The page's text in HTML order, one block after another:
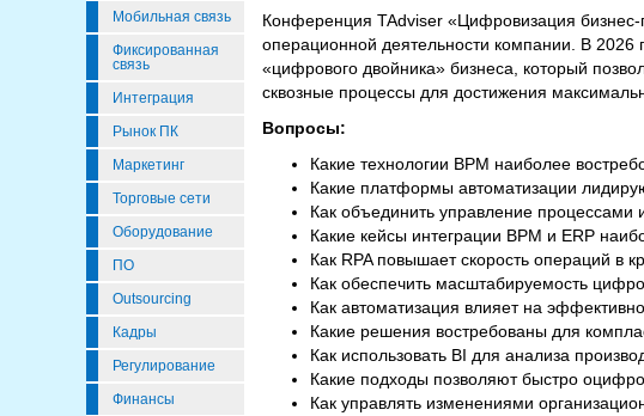
Мобильная связь
Фиксированная
связь
Интеграция
Рынок ПК
Маркетинг
Торговые сети
Оборудование
ПО
Outsourcing
Кадры
Регулирование
Финансы
Конференция TAdviser «Цифровизация
операционной деятельности компании. В 2026
«цифрового двойника» бизнеса, который
сквозные процессы для достижения
Вопросы:
Какие технологии BPM наиболее
Какие платформы автоматизации
Как объединить управление процессами
Какие кейсы интеграции BPM и ERP
Как RPA повышает скорость операций в
Как обеспечить масштабируемость
Как автоматизация влияет на
Какие решения востребованы для
Как использовать BI для анализа
Какие подходы позволяют быстро
Как управлять изменениями